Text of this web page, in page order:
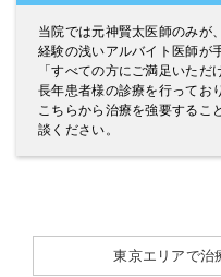
当院では元神賢太医師のみが
経験の浅いアルバイト医師が
「すべての方にご満足いただ
長年患者様の診療を行ってお
こちらから治療を強要するこ
談ください。
東京エリアで治